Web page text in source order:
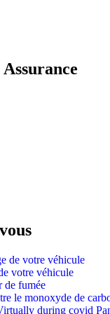
votre véhicule
le monoxyde de